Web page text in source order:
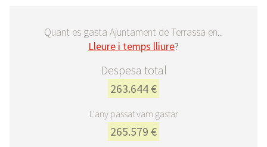
Quant es gasta Ajuntament de Terrassa en...
Lleure i temps lliure?
Despesa total
263.644 €
L'any passat vam gastar
265.579 €